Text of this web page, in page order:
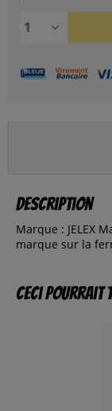
Description
Marque : JELEX
marque sur la
Ceci pourrait